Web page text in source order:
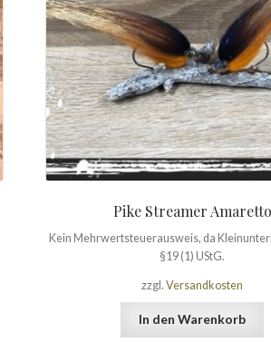
Pike Streamer Amaretto
Kein Mehrwertsteuerausweis, da
§19 (1) UStG.
zzgl.Versandkosten
In den Warenkorb